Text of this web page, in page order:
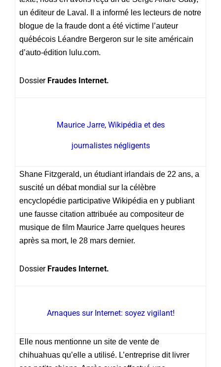
un éditeur de Laval. Il a informé les lecteurs de notre
blogue de la fraude dont a été victime l’auteur
québécois Léandre Bergeron sur le site américain
d’auto-édition lulu.com.
Dossier Fraudes Internet.
Maurice Jarre, Wikipédia et des
journalistes négligents
Shane Fitzgerald, un étudiant irlandais de 22 ans, a
suscité un débat mondial sur la célèbre
encyclopédie participative Wikipédia en y publiant
une fausse citation attribuée au compositeur de
musique de film Maurice Jarre quelques heures
après sa mort, le 28 mars dernier.
Dossier Fraudes Internet.
Arnaques sur Internet: soyez vigilant!
Elle nous mentionne un site de vente de
chihuahuas qu’elle a utilisé. L’entreprise dit livrer